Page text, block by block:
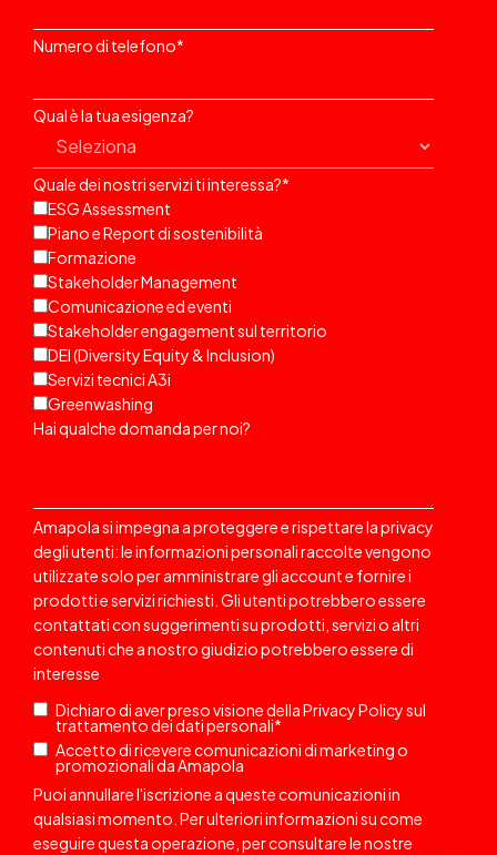
Numero di telefono*
Qual è la tua esigenza?
Quale dei nostri servizi ti interessa?*
ESG Assessment
Piano e Report di sostenibilità
Formazione
Stakeholder Management
Comunicazione ed eventi
Stakeholder engagement sul territorio
DEI (Diversity Equity & Inclusion)
Servizi tecnici A3i
Greenwashing
Hai qualche domanda per noi?
Amapola si impegna a proteggere e rispettare la privacy
degli utenti: le informazioni personali raccolte vengono
utilizzate solo per amministrare gli account e fornire i
prodotti e servizi richiesti. Gli utenti potrebbero essere
contattaticon suggerimenti su prodotti, servizi o altri
contenuti che a nostro giudizio potrebbero essere di
interesse
Dichiaro di aver preso visione dellaPrivacy Policysul
trattamento dei dati personali*
Accetto di ricevere comunicazioni di marketing o
promozionali da Amapola
Puoi annullare l'iscrizione a queste comunicazioni in
qualsiasi momento. Per ulteriori informazioni su come
eseguire questa operazione, per consultare le nostre